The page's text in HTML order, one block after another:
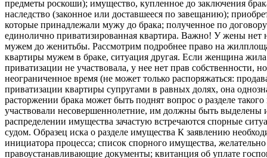
предметы роскоши); имущество, купленное до заключения
наследство (законное или доставшееся по завещанию);
которые принадлежали мужу до брака; полученное по
единолично приватизированная квартира. Важно! У жены нет
мужем до женитьбы. Рассмотрим подробнее право на
квартиры мужем в браке, ситуация другая. Если женщина
приватизации не участвовала, у нее нет прав собственности,
неограниченное время (не может только распоряжаться:
приватизации квартиры супругами в равных долях, она
расторжении брака может быть поднят вопрос о разделе
участвовали несовершеннолетние, им должны быть
распределении имущества зачастую встречаются спорные
судом. Образец иска о разделе имущества К заявлению
инициатора процесса; список спорного имущества,
правоустанавливающие документы; квитанция об уплате